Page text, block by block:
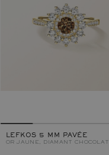
LEFKOS 5 MM PAVÉE
OR JAUNE, DIAMANT CHOCOLAT